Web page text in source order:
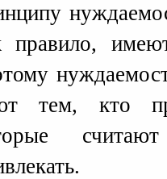
правило,
тем, кто